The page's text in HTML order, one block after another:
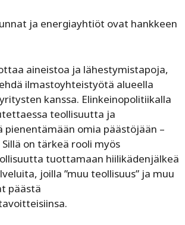
ja energiayhtiöt ovat hankkeen
aineistoa ja lähestymistapoja,
ilmastoyhteistyötä alueella
kanssa. Elinkeinopolitiikalla
teollisuutta ja
pienentämään omia päästöjään –
on tärkeä rooli myös
tuottamaan hiilikädenjälkeä
joilla ”muu teollisuus” ja muu
päästä